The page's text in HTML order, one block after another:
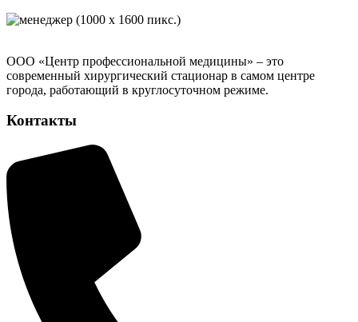
ООО «Центр профессиональной медицины» – это
современный хирургический стационар в самом центре
города, работающий в круглосуточном режиме.
Контакты